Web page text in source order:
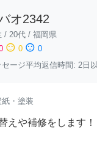
オ2342
/ 20代 / 福岡県
sentiment_neutral 0 sentiment_dissatisfied 0
セージ平均返信時間: 2日
・塗装
えや補修をします！